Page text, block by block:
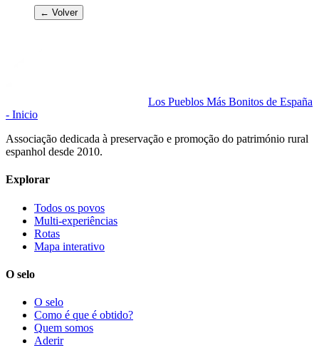
← Volver
Los Pueblos Más Bonitos de España
- Inicio
Associação dedicada à preservação e promoção do património rural
espanhol desde 2010.
Explorar
Todos os povos
Multi-experiências
Rotas
Mapa interativo
O selo
O selo
Como é que é obtido?
Quem somos
Aderir